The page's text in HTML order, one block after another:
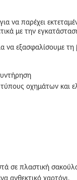
να παρέχει
με την
να εξασφαλίσουμε
τύπους οχημάτων και
σε πλαστική
ανθεκτικό χαρτόνι.